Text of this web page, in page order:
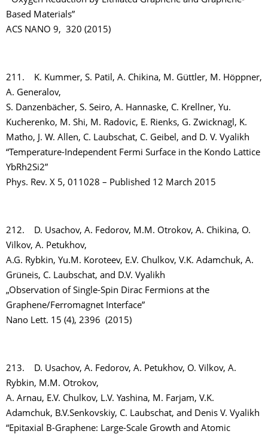
Based Materials”
ACS NANO 9, 320 (2015)
211. K. Kummer, S. Patil, A. Chikina, M. Güttler, M. Höppner,
A. Generalov,
S. Danzenbächer, S. Seiro, A. Hannaske, C. Krellner, Yu.
Kucherenko, M. Shi, M. Radovic, E. Rienks, G. Zwicknagl, K.
Matho, J. W. Allen, C. Laubschat, C. Geibel, and D. V. Vyalikh
“Temperature-Independent Fermi Surface in the Kondo Lattice
YbRh2Si2”
Phys. Rev. X 5, 011028 – Published 12 March 2015
212. D. Usachov, A. Fedorov, M.M. Otrokov, A. Chikina, O.
Vilkov, A. Petukhov,
A.G. Rybkin, Yu.M. Koroteev, E.V. Chulkov, V.K. Adamchuk, A.
Grüneis, C. Laubschat, and D.V. Vyalikh
„Observation of Single-Spin Dirac Fermions at the
Graphene/Ferromagnet Interface”
Nano Lett. 15 (4), 2396 (2015)
213. D. Usachov, A. Fedorov, A. Petukhov, O. Vilkov, A.
Rybkin, M.M. Otrokov,
A. Arnau, E.V. Chulkov, L.V. Yashina, M. Farjam, V.K.
Adamchuk, B.V.Senkovskiy, C. Laubschat, and Denis V. Vyalikh
“Epitaxial B-Graphene: Large-Scale Growth and Atomic